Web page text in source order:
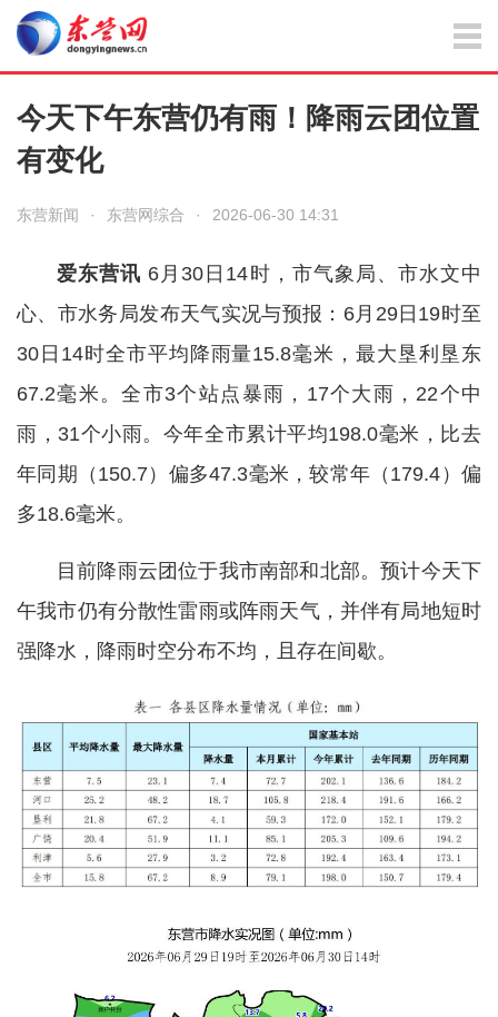
今天下午东营仍有雨！降雨云团位置
有变化
东营新闻 · 东营网综合 · 2026-06-30 14:31
爱东营讯 6月30日14时，市气象局、市水文中
心、市水务局发布天气实况与预报：6月29日19时至
30日14时全市平均降雨量15.8毫米，最大垦利垦东
67.2毫米。全市3个站点暴雨，17个大雨，22个中
雨，31个小雨。今年全市累计平均198.0毫米，比去
年同期（150.7）偏多47.3毫米，较常年（179.4）偏
多18.6毫米。
目前降雨云团位于我市南部和北部。预计今天下
午我市仍有分散性雷雨或阵雨天气，并伴有局地短时
强降水，降雨时空分布不均，且存在间歇。